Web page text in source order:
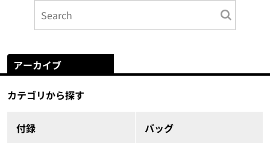
アーカイブ
カテゴリから探す
付録 バッグ